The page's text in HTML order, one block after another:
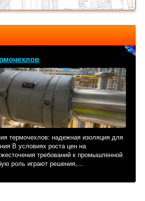
термочехлов: надежная изоляция для
В условиях роста цен на
требований к промышленной
роль играют решения,...